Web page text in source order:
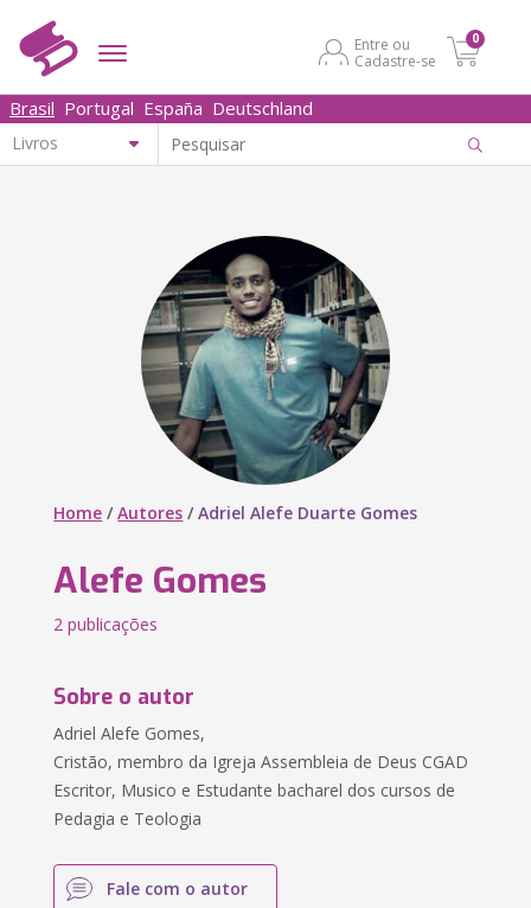
Entre ou
Cadastre-se
0
Brasil Portugal España Deutschland
Home /Autores /Adriel Alefe Duarte Gomes
Alefe Gomes
2 publicações
Sobre o autor
Adriel Alefe Gomes,
Cristão, membro da Igreja Assembleia de Deus CGAD
Escritor, Musico e Estudante bacharel dos cursos de
Pedagia e Teologia
Fale com o autor